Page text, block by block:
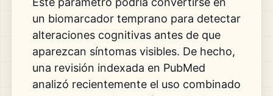
un biomarcador temprano para detectar
alteraciones cognitivas antes de que
aparezcan síntomas visibles. De hecho,
una revisión indexada en PubMed
analizó recientemente el uso combinado